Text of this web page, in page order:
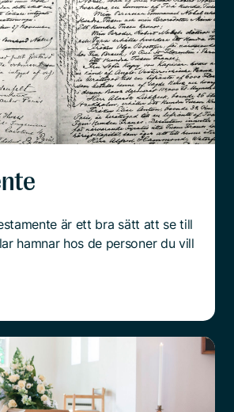
är ett bra sätt att se till
hamnar hos de personer du vill